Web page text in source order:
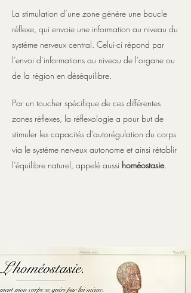
La stimulation d’une zone génère une boucle
réflexe, qui envoie une information au niveau du
système nerveux central. Celui-ci répond par
l’envoi d’informations au niveau de l’organe ou
de la région en déséquilibre.
Par un toucher spécifique de ces différentes
zones réflexes, la réflexologie a pour but de
stimuler les capacités d’autorégulation du corps
via le système nerveux autonome et ainsi rétablir
l’équilibre naturel, appelé aussi homéostasie.